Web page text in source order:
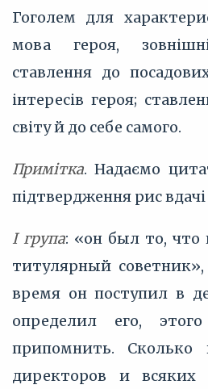
Гоголем для
мова героя,
ставлення до
інтересів героя;
світу й до себе самого.
Примітка. Надаємо
підтвердження рис
І група: «он был то,
титулярный
время он поступил в
определил его,
припомнить. Сколько
директоров и всяких